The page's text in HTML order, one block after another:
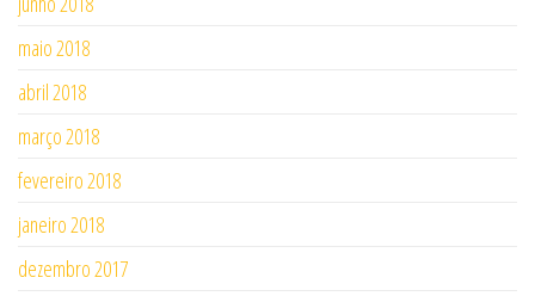
maio 2018
abril 2018
março 2018
fevereiro 2018
janeiro 2018
dezembro 2017